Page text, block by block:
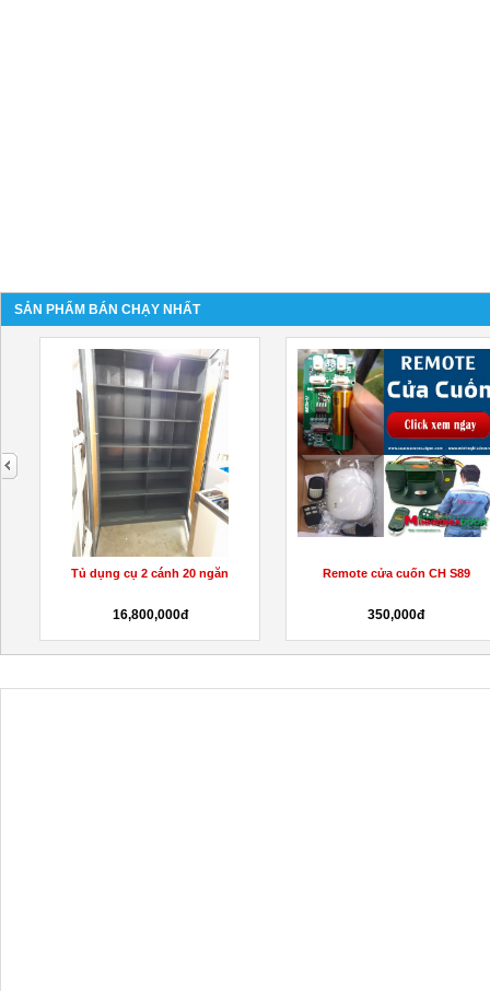
SẢN PHẨM BÁN CHẠY NHẤT
Tủ dụng cụ 2 cánh 20 ngăn
16,800,000đ
Remote cửa cuốn CH S89
350,000đ
next